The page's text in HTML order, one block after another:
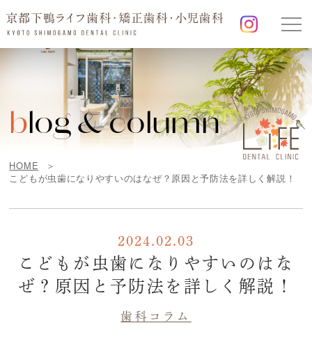
b log & column
HOME
こどもが虫歯になりやすいのはなぜ？原因と予防法を詳しく解説！
2024.02.03
こどもが虫歯になりやすいのはな
ぜ？原因と予防法を詳しく解説！
歯科コラム